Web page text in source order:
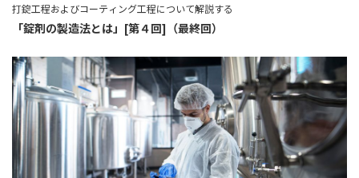
打錠工程およびコーティング工程について解説する
「錠剤の製造法とは」[第４回]（最終回）